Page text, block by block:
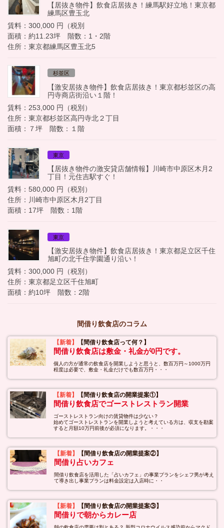
【居抜き物件】飲食店居抜き！練馬駅好立地！東京都
練馬区豊玉北
賃料：300,000 円（税別
面積：約11.23坪 階数：1・2階
住所：東京都練馬区豊玉北5
杉並区
【激安居抜き物件】飲食店居抜き！東京都杉並区の高
円寺商店街沿い１階！
賃料：253,000 円（税別）
住所：東京都杉並区高円寺北２丁目
面積：７坪 階数：１階
東京
【居抜き物件の激安貸店舗情報】川崎市中原区木月2
丁目！元住吉駅すぐ！
賃料：580,000 円（税別）
住所：川崎市中原区木月2丁目
面積：17坪 階数：1階
東京
【激安居抜き物件】飲食店居抜き！東京都足立区千住
旭町の北千住学園通り沿い！
賃料：300,000 円（税別）
住所：東京都足立区千住旭町
面積：約10坪 階数：2階
間借り飲食店のコラム
【新着】 【間借り飲食店って何？】
間借り飲食店は敷金・礼金が0円です。
個人の方が通常の飲食店を開業しようと思うと、数百万円～1000万円
程度は必要で、敷金・礼金だけでも数百万円・・・
【新着】 【間借り飲食店の開業提案①】
間借り飲食店でゴーストレストラン開業
ゴーストレストラン向けの賃貸物件は少ない？
始めてゴーストレストランを開業しようと考えている方は、収支を勘案
すると月額10万円前後が必須になります。・・・
【新着】 【間借り飲食店の開業提案②】
間借り占いカフェ
間借り飲食店を活用した「占いカフェ」の事業プランをシェフ男が考え
て導き出し事業プランは料金設定は入店時に・・
【新着】 【間借り飲食店の開業提案③】
間借りで朝からカレー店